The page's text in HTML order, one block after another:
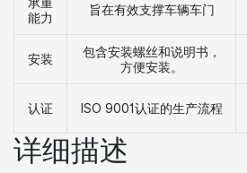
能力
旨在有效支撑车辆车门
安装
包含安装螺丝和说明书，
方便安装。
认证 ISO 9001认证的生产流程
详细描述